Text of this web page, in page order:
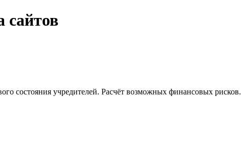
состояния учредителей. Расчёт возможных финансовых рисков.